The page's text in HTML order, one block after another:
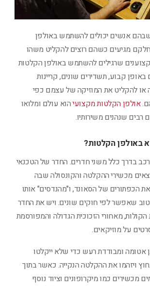
שבהם אנשים יכולים להשתמש באולפן
מגיעים כשהם רוצים להקליט משהו
שרגילים להשתמש באולפן הקלטות
באופן קבוע, תשדירים שונים, קריינות
או להקליט את המוזיקה של עצמם כפי
אולפן הקלטות מקצועיהוא עולם ומלואו
רבים שנהנים משירותיו.
באולפן הקלטות?
בדרך כלל משני חדרים. החדר של הטכנאי
מכשירי ההקלטה והקונסולה שבה
את הכפתורים של הסאונד, ו"מהנדסים" אותו
טוב שאפשר לפי חוקים שונים. ויש את החדר
מאחורי הזכוכית הגדולה והמפורסמת
על מוזיקאים.
אטומה ומבודדת רעש כדי שלא ייקלטו
ויזהמו את ההקלטה הנקייה. כאשר בתוך
מכשירים כמו מיקרופונים וציוד נוסף